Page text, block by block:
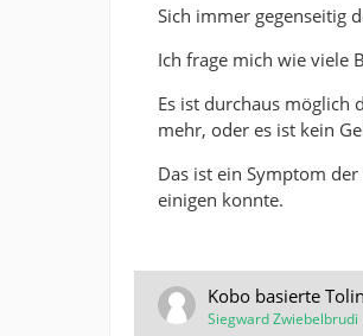
Sich immer gegenseitig
Ich frage mich wie viele
Es ist durchaus möglich
mehr, oder es ist kein
Das ist ein Symptom
einigen konnte.
Kobo basierte
Siegward Zwiebelbrudi